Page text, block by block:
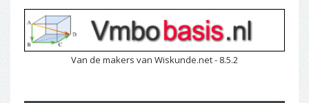
Van de makers van Wiskunde.net - 8.5.2